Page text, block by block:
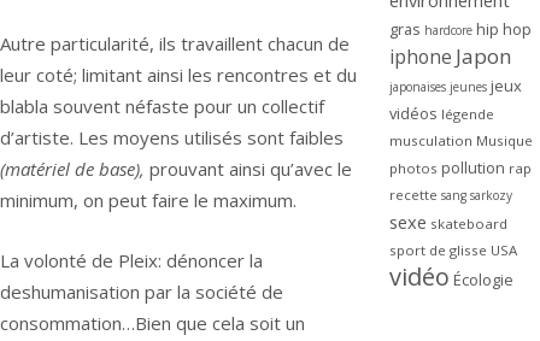
Autre particularité, ils travaillent chacun de
leur coté; limitant ainsi les rencontres et du
blabla souvent néfaste pour un collectif
d’artiste. Les moyens utilisés sont faibles
(matériel de base), prouvant ainsi qu’avec le
minimum, on peut faire le maximum.
La volonté de Pleix: dénoncer la
deshumanisation par la société de
consommation…Bien que cela soit un
gras hardcore hip hop
iphone Japon
japonaises jeunes jeux
vidéos légende
musculation Musique
photos pollution rap
recette sang sarkozy
sexe skateboard
sport de glisse USA
vidéo Écologie